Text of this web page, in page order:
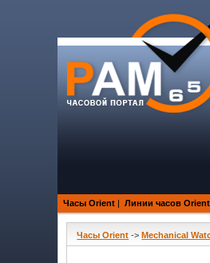
Часы Orient | Линии часов Orient
Часы Orient -> Mechanical